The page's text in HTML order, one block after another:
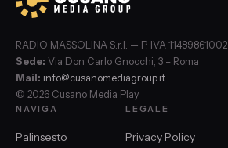
RADIO MASSOLINA S.r.l. — P. IVA 11489861002
Sede: Via Don Carlo Gnocchi, 3 – Roma
Mail: info@cusanomediagroup.it
© 2026 Cusano Media Play
NAVIGA
Palinsesto
LEGALE
Privacy Policy